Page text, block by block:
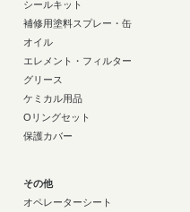
シールキット
補修用塗料スプレー・缶
オイル
エレメント・フィルター
グリース
ケミカル用品
Oリングセット
保護カバー
その他
オペレーターシート